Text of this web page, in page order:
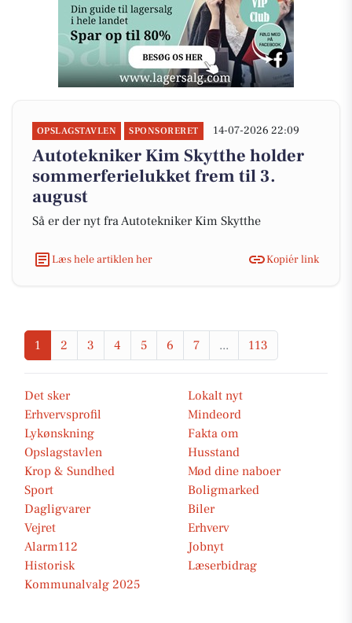
OPSLAGSTAVLEN SPONSORERET 14-07-2026 22:09
Autotekniker Kim Skytthe holder
sommerferielukket frem til 3.
august
Så er der nyt fra Autotekniker Kim Skytthe
Læs hele artiklen her Kopiér link
1 2 3 4 5 6 7 ... 113
Det sker
Lokalt nyt
Erhvervsprofil
Mindeord
Lykønskning
Fakta om
Opslagstavlen
Husstand
Krop & Sundhed
Mød dine naboer
Sport
Boligmarked
Dagligvarer
Biler
Vejret
Erhverv
Alarm112
Jobnyt
Historisk
Læserbidrag
Kommunalvalg 2025